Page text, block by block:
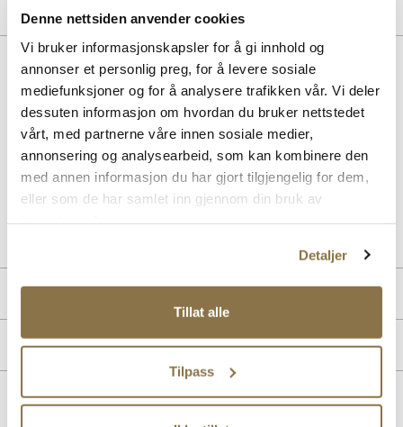
Denne nettsiden anvender cookies
Vi bruker informasjonskapsler for å gi innhold og
annonser et personlig preg, for å levere sosiale
mediefunksjoner og for å analysere trafikken vår. Vi deler
dessuten informasjon om hvordan du bruker nettstedet
vårt, med partnerne våre innen sosiale medier,
annonsering og analysearbeid, som kan kombinere den
med annen informasjon du har gjort tilgjengelig for dem,
eller som de har samlet inn gjennom din bruk av
Detaljer
Tillat alle
Tilpass
BESKRIVELSE
Klassisk og moderne slip-in skinnsandal med en eksklusiv look fra
Stockholm Design Group. Sandalen er produsert med ekstra myk
innersåle og en fleksibel yttersåle i gummi for optimal komfort.
Tåpartiet har en firkantet finish som gir et moderne uttrykk og god
PRODUKTDETALJER
MERKE